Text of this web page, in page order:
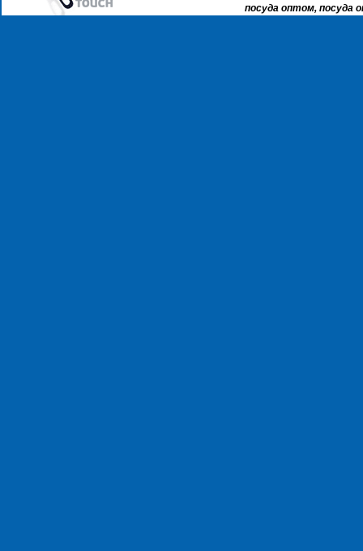
посуда оптом, посуда